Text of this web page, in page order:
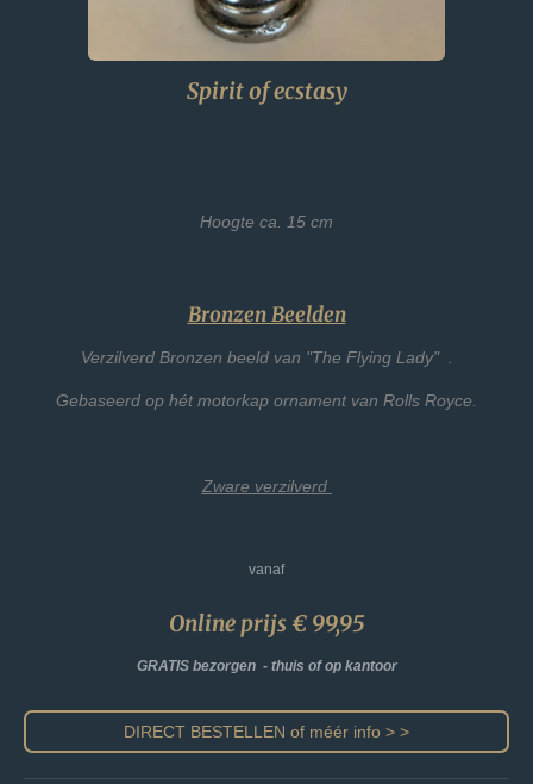
Spirit of ecstasy
Hoogte ca. 15 cm
Bronzen Beelden
Verzilverd Bronzen beeld van "The Flying Lady" .
Gebaseerd op hét motorkap ornament van Rolls Royce.
Zware verzilverd
vanaf
Online prijs € 99,95
GRATIS bezorgen - thuis of op kantoor
DIRECT BESTELLEN of méér info > >